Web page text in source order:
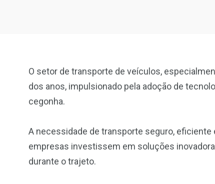
O setor de transporte de veículos,
dos anos, impulsionado pela adoção de
cegonha.
A necessidade de transporte seguro,
empresas investissem em soluções
durante o trajeto.